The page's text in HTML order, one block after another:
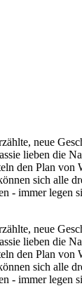
neue
lieben die
den Plan
sich alle
- immer
neue
lieben die
den Plan
sich alle
- immer